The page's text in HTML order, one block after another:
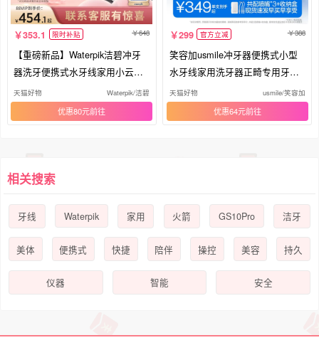
353.1 限时补贴 648
【重磅新品】Waterpik洁碧冲牙
器洗牙便携式水牙线家用小云朵
GS8
天猫好物 Waterpik/洁碧
优惠80元
299 官方立减 388
笑容加usmile冲牙器便携式小型
水牙线家用洗牙器正畸专用牙齿C
10S
天猫好物 usmile/笑容加
优惠64元
相关搜索
牙线 Waterpik 家用 火箭 GS10Pro 洁牙
美体 便携式 快捷 陪伴 操控 美容 持久
仪器 智能 安全